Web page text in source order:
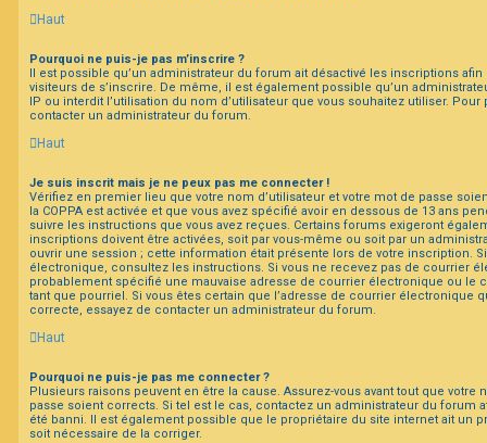
Haut
Pourquoi ne puis-je pas m’inscrire ?
Il est possible qu’un administrateur du forum ait désactivé les inscriptions afin
visiteurs de s’inscrire. De même, il est également possible qu’un
IP ou interdit l’utilisation du nom d’utilisateur que vous souhaitez utiliser.
contacter un administrateur du forum.
Haut
Je suis inscrit mais je ne peux pas me connecter !
Vérifiez en premier lieu que votre nom d’utilisateur et votre mot de passe
la COPPA est activée et que vous avez spécifié avoir en dessous de 13 ans
suivre les instructions que vous avez reçues. Certains forums exigeront
inscriptions doivent être activées, soit par vous-même ou soit par un
ouvrir une session ; cette information était présente lors de votre inscription.
électronique, consultez les instructions. Si vous ne recevez pas de courrier
probablement spécifié une mauvaise adresse de courrier électronique ou le
tant que pourriel. Si vous êtes certain que l’adresse de courrier électronique
correcte, essayez de contacter un administrateur du forum.
Haut
Pourquoi ne puis-je pas me connecter ?
Plusieurs raisons peuvent en être la cause. Assurez-vous avant tout que votre
passe soient corrects. Si tel est le cas, contactez un administrateur du forum
été banni. Il est également possible que le propriétaire du site internet ait un
soit nécessaire de la corriger.